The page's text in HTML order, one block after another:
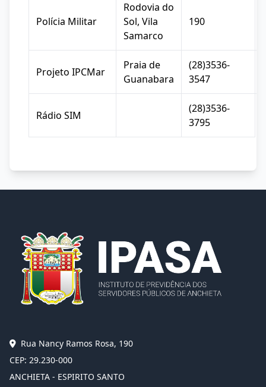
Polícia Militar
Rodovia do
Sol, Vila
Samarco
190
Projeto IPCMar
Praia de
Guanabara
(28)3536-
3547
Rádio SIM
(28)3536-
3795
Rua Nancy Ramos Rosa, 190
CEP: 29.230-000
ANCHIETA - ESPIRITO SANTO